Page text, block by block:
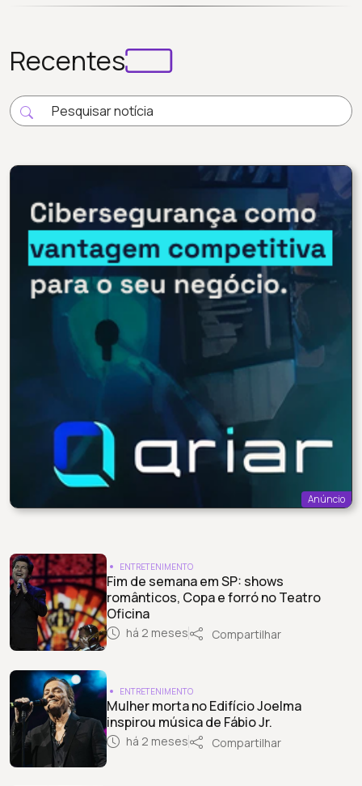
Recentes
Anúncio
ENTRETENIMENTO
Fim de semana em SP: shows
românticos, Copa e forró no Teatro
Oficina
há 2 meses Compartilhar
ENTRETENIMENTO
Mulher morta no Edifício Joelma
inspirou música de Fábio Jr.
há 2 meses Compartilhar